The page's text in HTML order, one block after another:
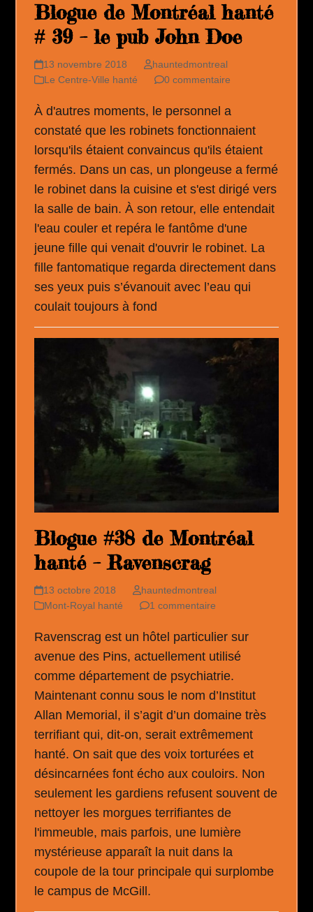
Blogue de Montréal hanté
# 39 – le pub John Doe
13 novembre 2018
hauntedmontreal
Le Centre-Ville hanté
0 commentaire
À d'autres moments, le personnel a
constaté que les robinets fonctionnaient
lorsqu'ils étaient convaincus qu'ils étaient
fermés. Dans un cas, un plongeuse a fermé
le robinet dans la cuisine et s'est dirigé vers
la salle de bain. À son retour, elle entendait
l'eau couler et repéra le fantôme d'une
jeune fille qui venait d'ouvrir le robinet. La
fille fantomatique regarda directement dans
ses yeux puis s’évanouit avec l’eau qui
coulait toujours à fond
Blogue #38 de Montréal
hanté – Ravenscrag
13 octobre 2018
hauntedmontreal
Mont-Royal hanté
1 commentaire
Ravenscrag est un hôtel particulier sur
avenue des Pins, actuellement utilisé
comme département de psychiatrie.
Maintenant connu sous le nom d’Institut
Allan Memorial, il s’agit d’un domaine très
terrifiant qui, dit-on, serait extrêmement
hanté. On sait que des voix torturées et
désincarnées font écho aux couloirs. Non
seulement les gardiens refusent souvent de
nettoyer les morgues terrifiantes de
l'immeuble, mais parfois, une lumière
mystérieuse apparaît la nuit dans la
coupole de la tour principale qui surplombe
le campus de McGill.